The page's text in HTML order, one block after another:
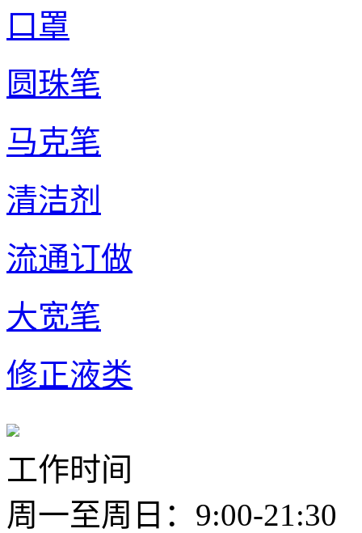
口罩
圆珠笔
马克笔
清洁剂
流通订做
大宽笔
修正液类
工作时间
周一至周日：9:00-21:30